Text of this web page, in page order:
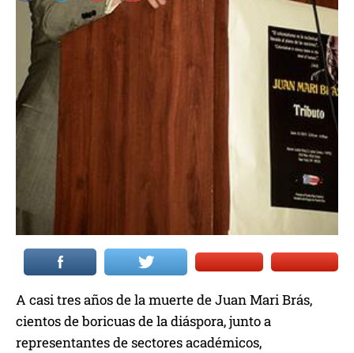
A casi tres años de la muerte de Juan Mari Brás,
cientos de boricuas de la diáspora, junto a
representantes de sectores académicos,